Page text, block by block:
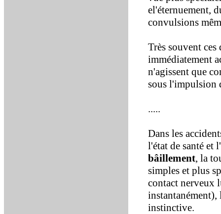
el'éternuement,
convulsions
Très souvent
immédiatement
n'agissent que
sous l'impulsion
.....
Dans les
l'état de santé et
bâillement, la
simples et plus
contact nerveux
instinctive.